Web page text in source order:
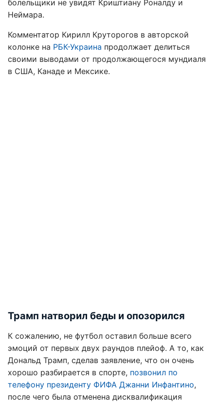
болельщики не увидят Криштиану Роналду и
Неймара.
Комментатор Кирилл Круторогов в авторской
колонке на РБК-Украина продолжает делиться
своими выводами от продолжающегося мундиаля
в США, Канаде и Мексике.
Трамп натворил беды и опозорился
К сожалению, не футбол оставил больше всего
эмоций от первых двух раундов плейоф. А то, как
Дональд Трамп, сделав заявление, что он очень
хорошо разбирается в спорте, позвонил по
телефону президенту ФИФА Джанни Инфантино,
после чего была отменена дисквалификация